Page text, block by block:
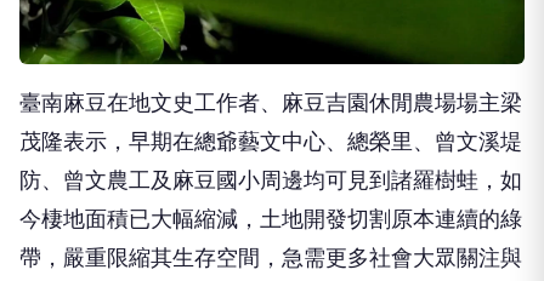
臺南麻豆在地文史工作者、麻豆吉園休閒農場場主梁
茂隆表示，早期在總爺藝文中心、總榮里、曾文溪堤
防、曾文農工及麻豆國小周邊均可見到諸羅樹蛙，如
今棲地面積已大幅縮減，土地開發切割原本連續的綠
帶，嚴重限縮其生存空間，急需更多社會大眾關注與